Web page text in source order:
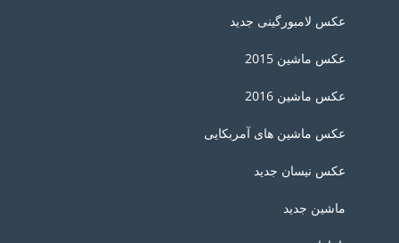
عکس لامبورگینی جدید
عکس ماشین 2015
عکس ماشین 2016
عکس ماشین های آمربکایی
عکس نیسان جدید
ماشین جدید